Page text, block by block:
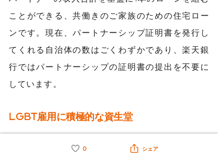
ことができる、共働きのご家族のための住宅ロー
ンです。現在、パートナーシップ証明書を発行し
てくれる自治体の数はごくわずかであり、楽天銀
行ではパートナーシップの証明書の提出を不要に
しています。
LGBT雇用に積極的な資生堂
資生堂では、社員一人一人がありのままの自分で
0 シェア